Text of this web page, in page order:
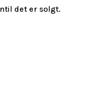
det er solgt.